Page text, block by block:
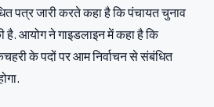
पत्र जारी करते कहा है कि पंचायत चुनाव
है. आयोग ने गाइडलाइन में कहा है कि
के पदों पर आम निर्वाचन से संबंधित